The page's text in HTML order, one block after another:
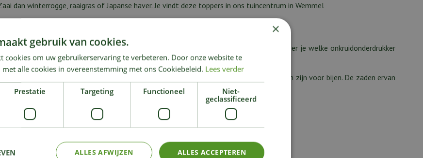
dan winterrogge, raaigras of Japanse haver. Je vindt deze toppers in ons tuincentrum in Wemmel
Je kunt ze dan ook niet allemaal het hele jaar door zaaien. Hieronder lees je wanneer je welke onkruidonderdrukker
in het voorjaar, op het laatst medio juni. De plant krijgt witte bloempjes die voedzaam zijn voor bijen. De zaden ervan
wel heel veel van zaaien.
van augustus tot en met september.
×
gebruik van cookies.
cookies om uw gebruikerservaring te verbeteren. Door onze website te
alle cookies in overeenstemming met ons Cookiebeleid. Lees verder
Prestatie Targeting Functioneel
Niet-
geclassificeerd
ALLES ACCEPTEREN
ALLES AFWIJZEN